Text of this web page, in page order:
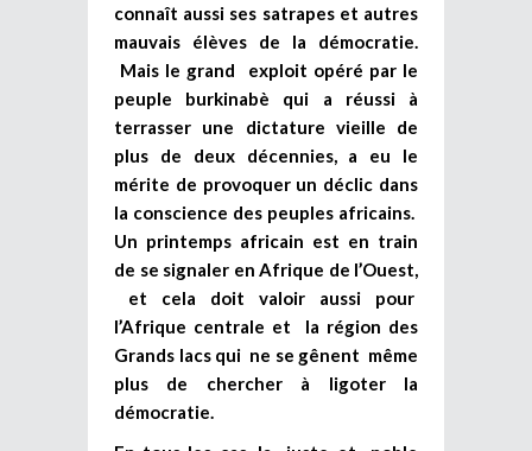
connaît aussi ses satrapes et autres
mauvais élèves de la démocratie.
Mais le grand exploit opéré par le
peuple burkinabè qui a réussi à
terrasser une dictature vieille de
plus de deux décennies, a eu le
mérite de provoquer un déclic dans
la conscience des peuples africains.
Un printemps africain est en train
de se signaler en Afrique de l’Ouest,
et cela doit valoir aussi pour
l’Afrique centrale et la région des
Grands lacs qui ne se gênent même
plus de chercher à ligoter la
démocratie.